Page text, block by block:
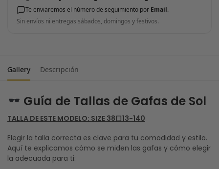
Te enviaremos el número de seguimiento por Email.
Sin envíos ni entregas sábados, domingos y festivos.
Gallery Descripción
Guía de Tallas de Gafas de Sol
TALLA DE ESTE MODELO: SIZE 38口13-140
Elegir la talla correcta es clave para tu comodidad y estilo.
Aquí te explicamos cómo se miden las gafas y cómo elegir
la adecuada para ti: